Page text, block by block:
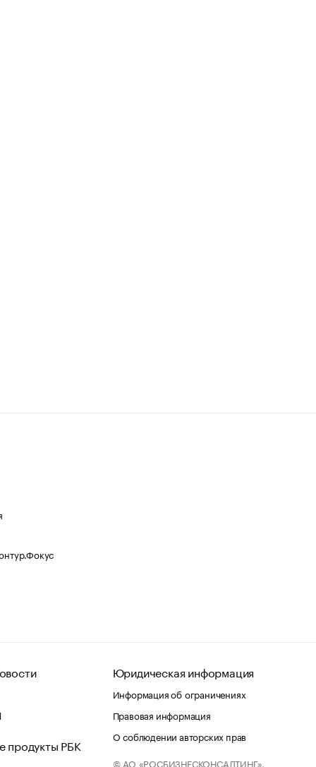
продукты РБК
Юридическая информация
Информация об ограничениях
Правовая информация
О соблюдении авторских прав
© АО «РОСБИЗНЕСКОНСАЛТИНГ»,